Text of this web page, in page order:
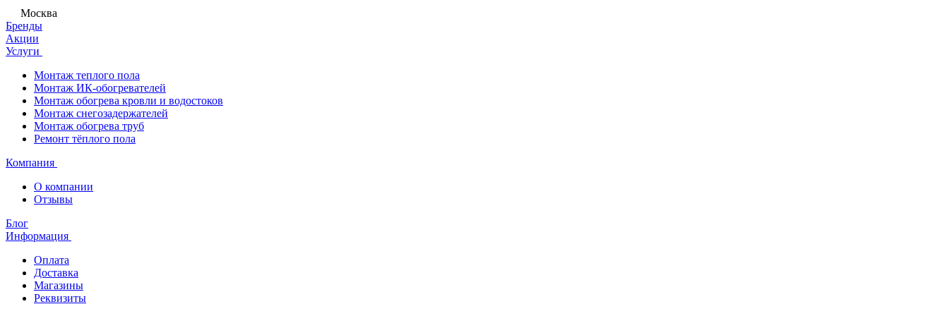
Москва
Бренды
Акции
Услуги
Монтаж теплого пола
Монтаж ИК-обогревателей
Монтаж обогрева кровли и водостоков
Монтаж снегозадержателей
Монтаж обогрева труб
Ремонт тёплого пола
Компания
О компании
Отзывы
Блог
Информация
Оплата
Доставка
Магазины
Реквизиты